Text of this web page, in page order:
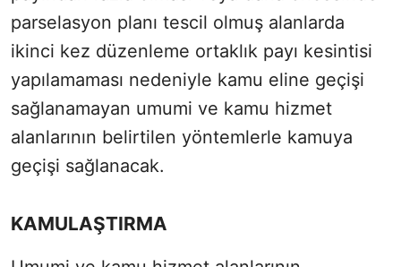
parselasyon planı tescil olmuş alanlarda
ikinci kez düzenleme ortaklık payı kesintisi
yapılamaması nedeniyle kamu eline geçişi
sağlanamayan umumi ve kamu hizmet
alanlarının belirtilen yöntemlerle kamuya
geçişi sağlanacak.
KAMULAŞTIRMA